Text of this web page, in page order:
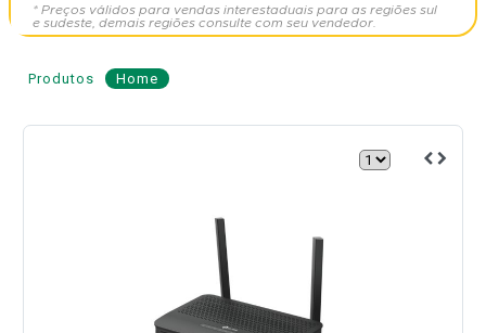
* Preços válidos para vendas interestaduais para as regiões sul
e sudeste, demais regiões consulte com seu vendedor.
Home
Produtos
ONU